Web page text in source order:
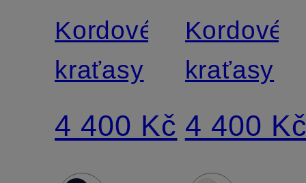
LAUREN
Kordové
kraťasy
4 400 Kč
LAUREN
Kordové
kraťasy
4 400